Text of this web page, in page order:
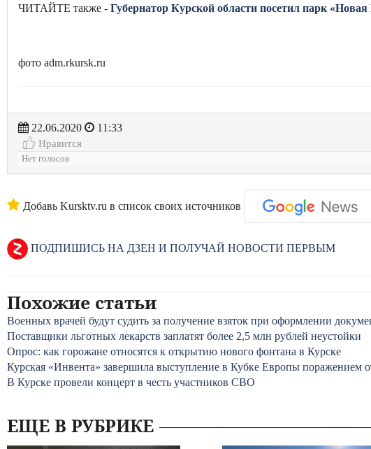
ЧИТАЙТЕ также - Губернатор Курской области посетил парк «Новая
фото adm.rkursk.ru
22.06.2020
11:33
Нравится
Нет голосов
Добавь Kursktv.ru в список своих источников
ПОДПИШИСЬ НА ДЗЕН И ПОЛУЧАЙ НОВОСТИ ПЕРВЫМ
Похожие статьи
Военных врачей будут судить за получение взяток при оформлении
Поставщики льготных лекарств заплатят более 2,5 млн рублей неустойки
Опрос: как горожане относятся к открытию нового фонтана в Курске
Курская «Инвента» завершила выступление в Кубке Европы поражением
В Курске провели концерт в честь участников СВО
ЕЩЕ В РУБРИКЕ